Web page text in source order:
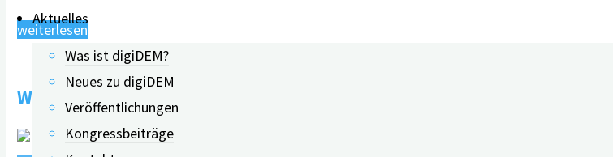
Aktuelles
Was ist digiDEM?
Neues zu digiDEM
Veröffentlichungen
Kongressbeiträge
weiterlesen"Wie
„DEMAND“
passgenau
die
Demenzversorgung
Webinar: DemenzGuide: die App für Angehörige – mit Dr. Maria Kotulek